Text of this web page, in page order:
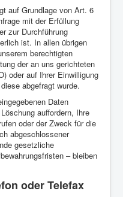
auf Grundlage von Art. 6
mit der Erfüllung
zur Durchführung
ist. In allen übrigen
berechtigten
der an uns gerichteten
oder auf Ihrer Einwilligung
abgefragt wurde.
Daten
auffordern, Ihre
oder der Zweck für die
abgeschlossener
gesetzliche
– bleiben
oder Telefax